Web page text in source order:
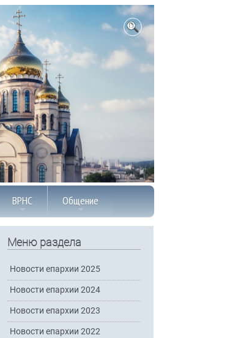
ВРНС Общение
Меню раздела
Новости епархии 2025
Новости епархии 2024
Новости епархии 2023
Новости епархии 2022